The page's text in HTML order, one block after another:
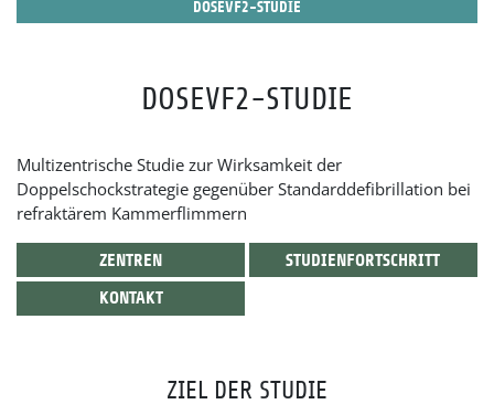
DOSEVF2-STUDIE
DOSEVF2-STUDIE
Multizentrische Studie zur Wirksamkeit der
Doppelschockstrategie gegenüber Standarddefibrillation bei
refraktärem Kammerflimmern
ZENTREN
STUDIENFORTSCHRITT
KONTAKT
ZIEL DER STUDIE